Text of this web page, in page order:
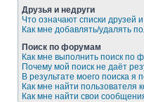
Друзья и недруги
Что означают списки друзей
Как мне добавлять/удалять
Поиск по форумам
Как мне выполнить поиск по
Почему мой поиск не даёт
В результате моего поиска я
Как мне найти пользователя
Как мне найти свои